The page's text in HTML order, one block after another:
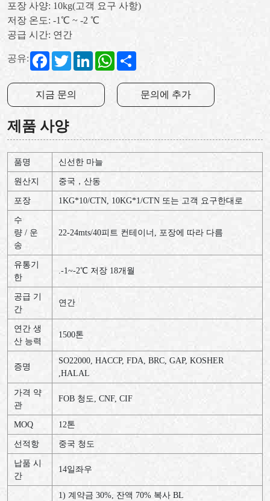
포장 사양: 10kg(고객 요구 사항)
저장 온도: -1℃ ~ -2 ℃
공급 시간: 연간
공유: FacebookTwitterLinkedInWhatsApp
지금 문의 문의에 추가
제품 사양
품명 신선한 마늘
원산지 중국，산동
포장 1KG*10/CTN, 10KG*1/CTN 또는 고객 요구한대로
수
량 / 운
송
22-24mts/40피트 컨테이너, 포장에 따라 다름
유통기
한
.-1~-2℃ 저장 18개월
공급 기
간
연간
연간 생
산 능력
1500톤
증명
SO22000, HACCP, FDA, BRC, GAP, KOSHER
,HALAL
가격 약
관
FOB 청도, CNF, CIF
MOQ 12톤
선적항 중국 청도
납품 시
간
14일좌우
1) 계약금 30%, 잔액 70% 복사 BL